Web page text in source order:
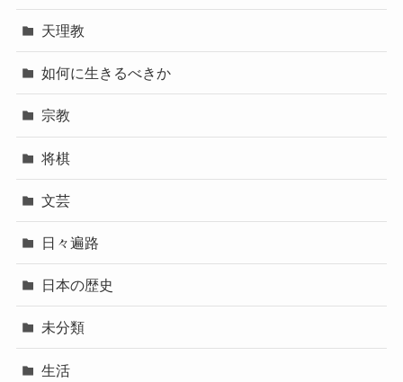
天理教
如何に生きるべきか
宗教
将棋
文芸
日々遍路
日本の歴史
未分類
生活